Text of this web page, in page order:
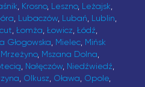
, Krosno, Leszno, Leżajsk,
, Lubaczów, Lubań, Lublin,
, Łomża, Łowicz, Łódź,
Głogowska, Mielec, Mińsk
Mrzeżyno, Mszana Dolna,
, Nałęczów, Niedźwiedź,
, Olkusz, Oława, Opole,